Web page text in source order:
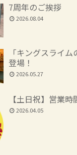
7周年のご挨拶
2026.08.04
「キングスライ
登場！
2026.05.27
【土日祝】営業
2026.04.05